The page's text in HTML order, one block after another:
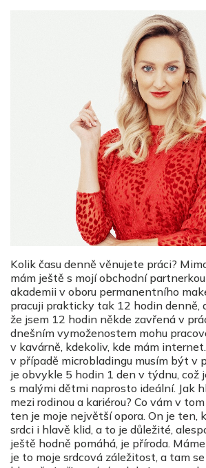
Kolik času denně věnujete práci?
mám ještě s mojí obchodní
akademii v oboru permanentního
pracuji prakticky tak 12 hodin denně,
že jsem 12 hodin někde zavřená v
dnešním vymoženostem mohu
v kavárně, kdekoliv, kde mám
v případě microbladingu musím být v
je obvykle 5 hodin 1 den v týdnu, což
s malými dětmi naprosto ideální. Jak
mezi rodinou a kariérou? Co vám v
ten je moje největší opora. On je ten,
srdci i hlavě klid, a to je důležité,
ještě hodně pomáhá, je příroda.
je to moje srdcová záležitost, a tam